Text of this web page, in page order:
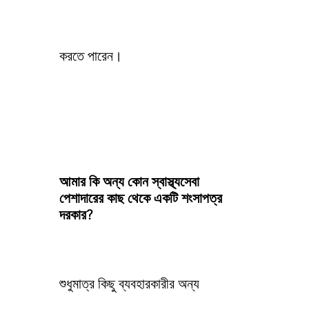
করতে পারেন।
আমার কি অন্য কোন স্বাস্থ্যসেবা
পেশাদারের কাছ থেকে একটি শংসাপত্র
দরকার?
শুধুমাত্র কিছু ব্যবহারকারীর অন্য